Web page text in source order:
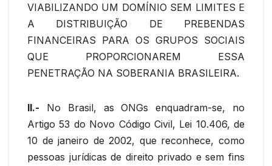
VIABILIZANDO UM DOMÍNIO SEM LIMITES E
A DISTRIBUIÇÃO DE PREBENDAS
FINANCEIRAS PARA OS GRUPOS SOCIAIS
QUE PROPORCIONAREM ESSA
PENETRAÇÃO NA SOBERANIA BRASILEIRA.
II.- No Brasil, as ONGs enquadram-se, no
Artigo 53 do Novo Código Civil, Lei 10.406, de
10 de janeiro de 2002, que reconhece, como
pessoas jurídicas de direito privado e sem fins